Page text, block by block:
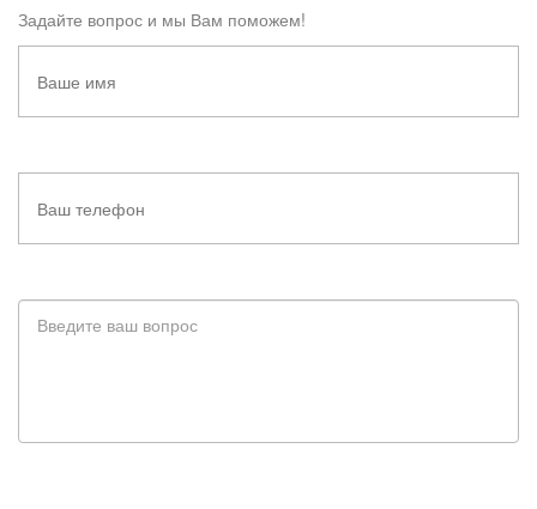
Задайте вопрос и мы Вам поможем!